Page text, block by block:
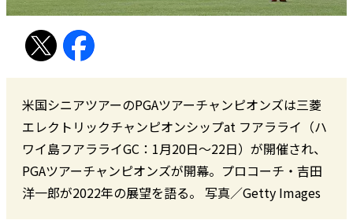
米国シニアツアーのPGAツアーチャンピオンズは三菱
エレクトリックチャンピオンシップat フアラライ（ハ
ワイ島フアラライGC：1月20日～22日）が開催され、
PGAツアーチャンピオンズが開幕。プロコーチ・吉田
洋一郎が2022年の展望を語る。 写真／Getty Images